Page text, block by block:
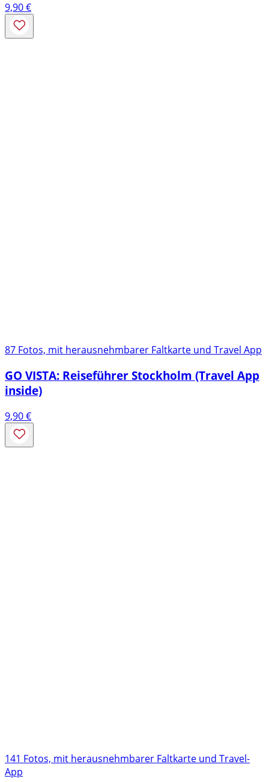
9,90€
87 Fotos, mit herausnehmbarer Faltkarte und Travel App
GO VISTA: Reiseführer Stockholm (Travel App
inside)
9,90€
141 Fotos, mit herausnehmbarer Faltkarte und Travel-
App